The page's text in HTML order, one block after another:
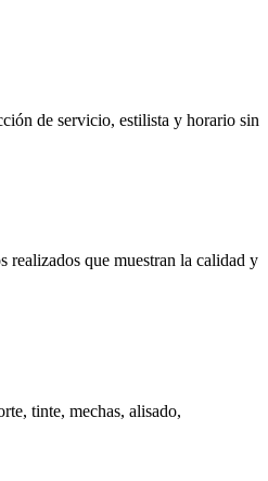
de servicio, estilista y horario sin
realizados que muestran la calidad y
tinte, mechas, alisado,